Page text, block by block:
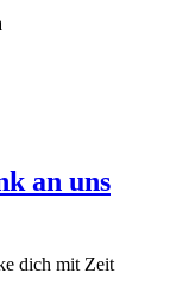
an uns
dich mit Zeit